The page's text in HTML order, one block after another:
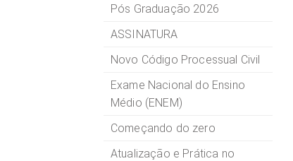
Pós Graduação 2026
ASSINATURA
Novo Código Processual Civil
Exame Nacional do Ensino
Médio (ENEM)
Começando do zero
Atualização e Prática no